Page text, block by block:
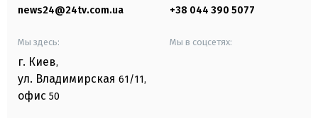
news24@24tv.com.ua +38 044 390 5077
Мы здесь:
г. Киев,
ул. Владимирская 61/11,
офис 50
Мы в соцсетях: